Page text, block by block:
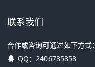
联系我们
合作或咨询可通过如下方式：
QQ： 2406785858